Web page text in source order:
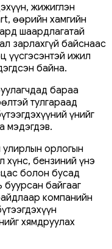
жижиглэн
өөрийн хамгийн
шаардлагатай
зарлахгүй байснаас
үүсгэсэнтэй ижил
байна.
бараа
тулгараад
үнийг
мэдэгдэв.
орлогын
хүнс, бензиний үнэ
болон бусад
буурсан байгааг
компанийн
хямдруулах